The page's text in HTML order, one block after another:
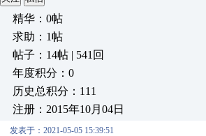
精华：0帖
求助：1帖
帖子：14帖 | 541回
年度积分：0
历史总积分：111
注册：2015年10月04日
发表于：2021-05-05 15:39:51